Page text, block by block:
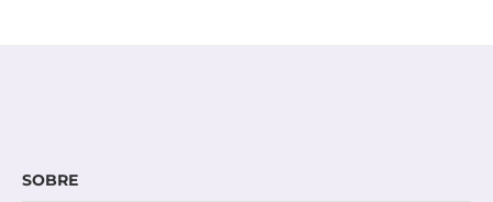
SOBRE